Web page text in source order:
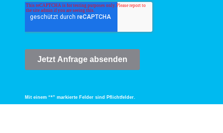
Mit einem “*” markierte Felder sind Pflichtfelder.